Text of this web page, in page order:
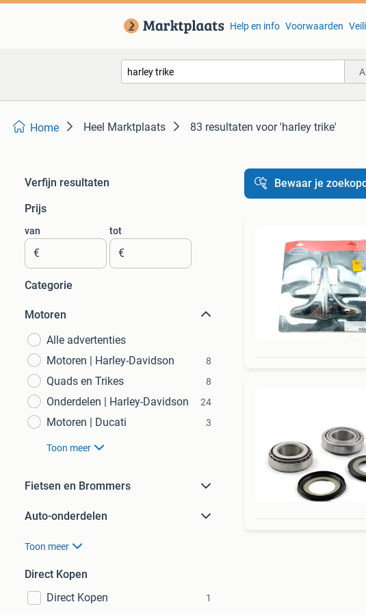
Help en info Voorwaarden
Home Heel Marktplaats 83 resultaten voor 'harley trike'
Verfijn resultaten
Prijs
van
€
tot
€
Categorie
Motoren
Alle advertenties
Motoren | Harley-Davidson
8
Quads en Trikes 8
Onderdelen | Harley-Davidson 24
Motoren | Ducati 3
Toon meer
Fietsen en Brommers
Auto-onderdelen
Toon meer
Direct Kopen
Direct Kopen
1
Bewaar je